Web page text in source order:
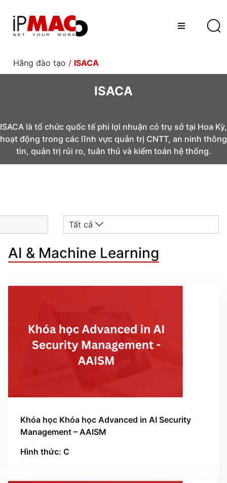
Hãng đào tạo / ISACA
ISACA
ISACA là tổ chức quốc tế phi lợi nhuận có trụ sở tại Hoa Kỳ,
hoạt động trong các lĩnh vực quản trị CNTT, an ninh thông
tin, quản trị rủi ro, tuân thủ và kiểm toán hệ thống.
AI & Machine Learning
Khóa học Khóa học Advanced in AI Security
Management – AAISM
Hình thức: C
Tất cả